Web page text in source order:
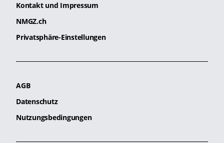
Kontakt und Impressum
NMGZ.ch
Privatsphäre-Einstellungen
AGB
Datenschutz
Nutzungsbedingungen